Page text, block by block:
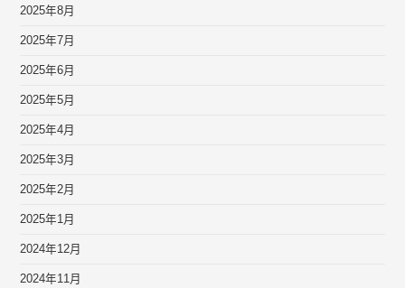
2025年8月
2025年7月
2025年6月
2025年5月
2025年4月
2025年3月
2025年2月
2025年1月
2024年12月
2024年11月